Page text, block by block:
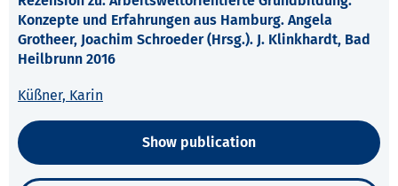
Konzepte und Erfahrungen aus Hamburg. Angela
Grotheer, Joachim Schroeder (Hrsg.). J. Klinkhardt, Bad
Heilbrunn 2016
Küßner, Karin
Show publication